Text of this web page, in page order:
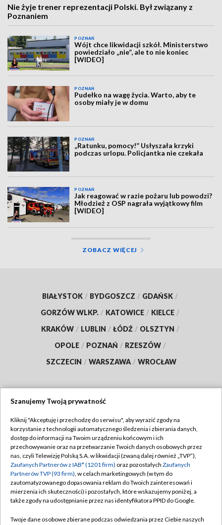
Nie żyje trener reprezentacji Polski. Był związany z
Poznaniem
POZNAŃ
Wójt chce likwidacji szkół. Ministerstwo
powiedziało „nie”, ale to nie koniec
[WIDEO]
POZNAŃ
Pudełko na wagę życia. Warto, aby te
osoby miały je w domu
POZNAŃ
„Ratunku, pomocy!” Usłyszała krzyki
podczas urlopu. Policjantka nie czekała
POZNAŃ
Jak reagować w razie pożaru lub powodzi?
Młodzież z OSP nagrała wyjątkowy film
[WIDEO]
ZOBACZ WIĘCEJ
BIAŁYSTOK / BYDGOSZCZ / GDAŃSK /
GORZÓW WLKP. / KATOWICE / KIELCE /
KRAKÓW / LUBLIN / ŁÓDŹ / OLSZTYN /
OPOLE / POZNAŃ / RZESZÓW /
SZCZECIN / WARSZAWA / WROCŁAW
TVP
Abonament TVP
Emisja w TVP
Centrum informacji TVP
Naziemna Telewizja Cyfrowa
Regulamin TVP
Polityka prywatności
Moje zgody
Pomoc
Szanujemy Twoją prywatność
Kliknij "Akceptuję i przechodzę do serwisu", aby wyrazić zgody na
korzystanie z technologii automatycznego śledzenia i zbierania danych,
dostęp do informacji na Twoim urządzeniu końcowym i ich
przechowywanie oraz na przetwarzanie Twoich danych osobowych przez
nas, czyli Telewizję Polską S.A. w likwidacji (zwaną dalej również „TVP”),
Zaufanych Partnerów z IAB* (1201 firm) oraz pozostałych Zaufanych
Partnerów TVP (93 firm), w celach marketingowych (w tym do
zautomatyzowanego dopasowania reklam do Twoich zainteresowań i
mierzenia ich skuteczności) i pozostałych, które wskazujemy poniżej, a
także zgody na udostępnianie przez nas identyfikatora PPID do Google.
Twoje dane osobowe zbierane podczas odwiedzania przez Ciebie naszych